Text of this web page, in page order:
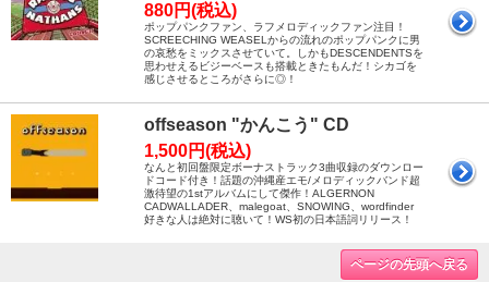
880円(税込)
ポップパンクファン、ラフメロディックファン注目！
SCREECHING WEASELからの流れのポップパンクに男
の哀愁をミックスさせていて。しかもDESCENDENTSを
思わせえるビジーベースも搭載ときたもんだ！シカゴを
感じさせるところがさらに◎！
offseason "かんこう" CD
1,500円(税込)
なんと初回盤限定ボーナストラック3曲収録のダウンロー
ドコード付き！話題の沖縄産エモ/メロディックバンド超
激待望の1stアルバムにして傑作！ALGERNON
CADWALLADER、malegoat、SNOWING、wordfinder
好きな人は絶対に聴いて！WS初の日本語詞リリース！
ページの先頭へ戻る